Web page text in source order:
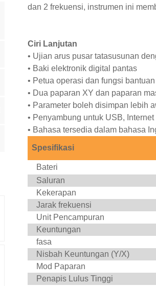
dan 2 frekuensi, instrumen ini
Ciri Lanjutan
• Ujian arus pusar tatasusunan
• Baki elektronik digital pantas
• Petua operasi dan fungsi
• Dua paparan XY dan paparan
• Parameter boleh disimpan lebih
• Penyambung untuk USB,
• Bahasa tersedia dalam bahasa
Spesifikasi
Bateri
Saluran
Kekerapan
Jarak frekuensi
Unit Pencampuran
Keuntungan
fasa
Nisbah Keuntungan (Y/X)
Mod Paparan
Penapis Lulus Tinggi